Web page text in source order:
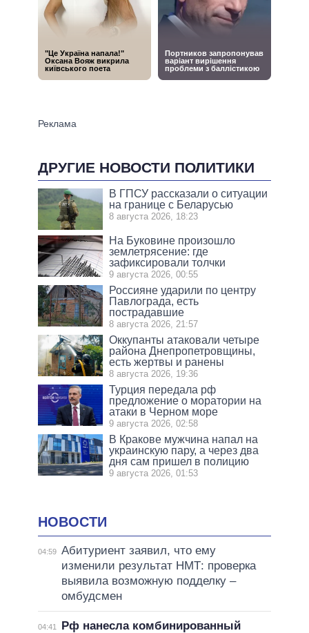
ДРУГИЕ НОВОСТИ ПОЛИТИКИ
В ГПСУ рассказали о ситуации
на границе с Беларусью
8 августа 2026, 18:23
На Буковине произошло
землетрясение: где
зафиксировали толчки
9 августа 2026, 00:55
Россияне ударили по центру
Павлограда, есть
пострадавшие
8 августа 2026, 21:57
Оккупанты атаковали четыре
района Днепропетровщины,
есть жертвы и ранены
8 августа 2026, 19:36
Турция передала рф
предложение о моратории на
атаки в Черном море
9 августа 2026, 02:58
В Кракове мужчина напал на
украинскую пару, а через два
дня сам пришел в полицию
9 августа 2026, 01:53
НОВОСТИ
04:59 Абитуриент заявил, что ему
изменили результат НМТ: проверка
выявила возможную подделку –
омбудсмен
04:41
Рф нанесла комбинированный